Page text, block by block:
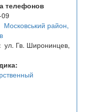
телефонов
Московський район,
ул. Гв. Широнинцев,